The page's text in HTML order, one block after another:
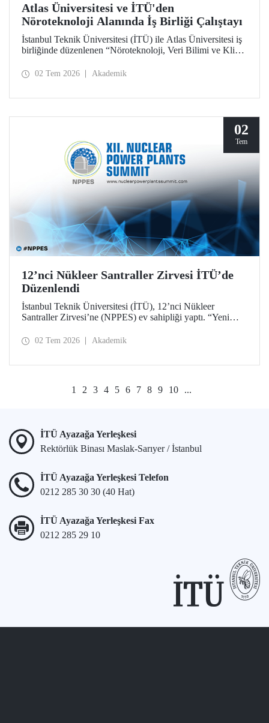
Atlas Üniversitesi ve İTÜ'den
Nöroteknoloji Alanında İş Birliği Çalıştayı
İstanbul Teknik Üniversitesi (İTÜ) ile Atlas Üniversitesi iş
birliğinde düzenlenen “Nöroteknoloji, Veri Bilimi ve Klinik
akademisyenleri ve araştırmacıları bir araya getirdi.
02 Tem 2026 Akademik
02
Tem
12’nci Nükleer Santraller Zirvesi İTÜ’de
Düzenlendi
İstanbul Teknik Üniversitesi (İTÜ), 12’nci Nükleer
Santraller Zirvesi’ne (NPPES) ev sahipliği yaptı. “Yeni
Hedeflerini Güçlendirmek” temalı zirvede yeni nükleer
02 Tem 2026 Akademik
1 2 3 4 5 6 7 8 9 10 ...
İTÜ Ayazağa Yerleşkesi
Rektörlük Binası Maslak-Sarıyer / İstanbul
İTÜ Ayazağa Yerleşkesi Telefon
0212 285 30 30 (40 Hat)
İTÜ Ayazağa Yerleşkesi Fax
0212 285 29 10